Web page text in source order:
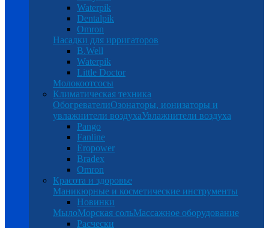
Waterpik
Dentalpik
Omron
Насадки для ирригаторов
B.Well
Waterpik
Little Doctor
Молокоотсосы
Климатическая техника
ОбогревателиОзонаторы, ионизаторы и
увлажнители воздухаУвлажнители воздуха
Pango
Fanline
Eropower
Bradex
Omron
Красота и здоровье
Маникюрные и косметические инструменты
Новинки
МылоМорская сольМассажное оборудование
Расчески